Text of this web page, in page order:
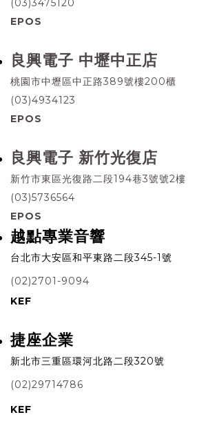
(03)3475120
EPOS
良興電子 中壢中正店
桃園市中壢區中正路389號樓200櫃
(03)4934123
EPOS
良興電子 新竹光復店
新竹市東區光復路二段194巷3號號2樓
(03)5736564
EPOS
越點專業音響
台北市大安區和平東路二段345-1號
(02)2701-9094
KEF
捷座企業
新北市三重區環河北路二段320號
(02)29714786
KEF